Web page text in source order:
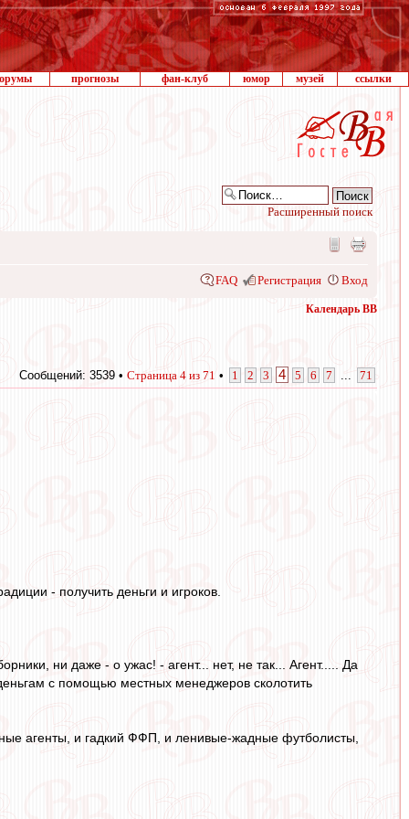
прогнозы фан-клуб юмор музей ссылки
Расширенный поиск
FAQ Регистрация Вход
Календарь ВВ
Сообщений: 3539 • Страница 4 из 71 • 1 2 3 4 5 6 7 71
- получить деньги и игроков.
ни даже - о ужас! - агент... нет, не так... Агент..... Да
с помощью местных менеджеров сколотить
агенты, и гадкий ФФП, и ленивые-жадные футболисты,